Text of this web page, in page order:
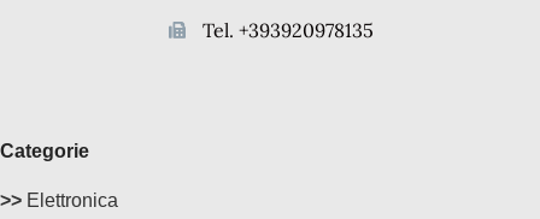
Tel. +393920978135
Categorie
>> Elettronica